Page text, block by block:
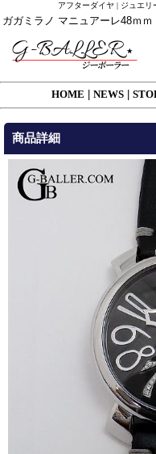
アフターダイヤ | ジュエ
ガガミラノ マニュアーレ48ｍ
HOME NEWS
商品詳細